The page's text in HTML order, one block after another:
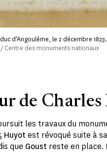
d'Angoulême, le 2 décembre 1823.
Centre des monuments nationaux
de Charles
les travaux du
Huyotest révoqué suite à
que Goust reste en place.